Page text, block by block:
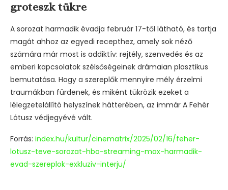
groteszk tükre
A sorozat harmadik évadja február 17-től látható, és tartja
magát ahhoz az egyedi recepthez, amely sok néző
számára már most is addiktív: rejtély, szenvedés és az
emberi kapcsolatok szélsőségeinek drámaian plasztikus
bemutatása. Hogy a szereplők mennyire mély érzelmi
traumákban fürdenek, és miként tükrözik ezeket a
lélegzetelállító helyszínek hátterében, az immár A Fehér
Lótusz védjegyévé vált.
Forrás: index.hu/kultur/cinematrix/2025/02/16/feher-
lotusz-teve-sorozat-hbo-streaming-max-harmadik-
evad-szereplok-exkluziv-interju/